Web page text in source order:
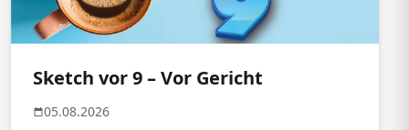
Sketch vor 9 – Vor Gericht
05.08.2026